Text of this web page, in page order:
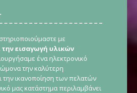
με
εισαγωγή υλικών
ένα ηλεκτρονικό
την καλύτερη
την ικανοποίηση των πελατών
μας κατάστημα περιλαμβάνει